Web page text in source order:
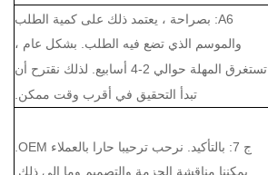
A6: بصراحة ، يعتمد ذلك على كمية الطلب
والموسم الذي تضع فيه الطلب. بشكل عام ،
تستغرق المهلة حوالي 2-4 أسابيع.
لذلك نقترح أن
تبدأ التحقيق في أقرب وقت ممكن.
ج 7: بالتأكيد.
نرحب ترحيبا حارا بالعملاء OEM.
يمكننا مناقشة الحزمة والتصميم وما إلى ذلك.